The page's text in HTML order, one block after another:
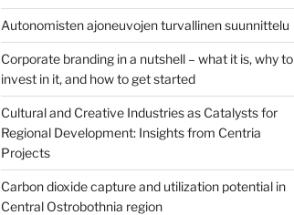
Autonomisten ajoneuvojen turvallinen suunnittelu
Corporate branding in a nutshell – what it is, why to
invest in it, and how to get started
Cultural and Creative Industries as Catalysts for
Regional Development: Insights from Centria
Projects
Carbon dioxide capture and utilization potential in
Central Ostrobothnia region